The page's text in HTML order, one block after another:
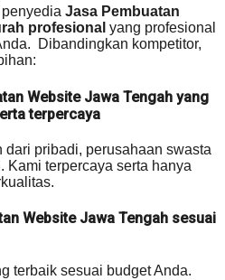
Jasa Pembuatan
profesional yang profesional
Dibandingkan kompetitor,
Website Jawa Tengah yang
terpercaya
pribadi, perusahaan swasta
Kami terpercaya serta hanya
Website Jawa Tengah sesuai
terbaik sesuai budget Anda.